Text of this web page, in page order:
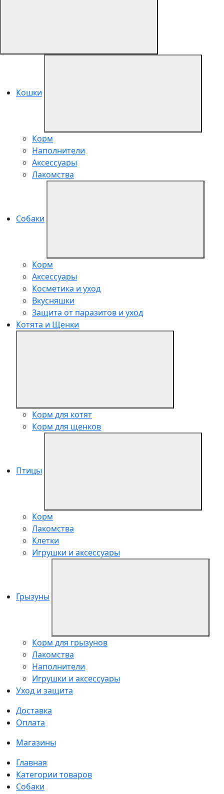
Кошки
Корм
Наполнители
Аксессуары
Лакомства
Собаки
Корм
Аксессуары
Косметика и уход
Вкусняшки
Защита от паразитов и уход
Котята и Щенки
Корм для котят
Корм для щенков
Птицы
Корм
Лакомства
Клетки
Игрушки и аксессуары
Грызуны
Корм для грызунов
Лакомства
Наполнители
Игрушки и аксессуары
Уход и защита
Доставка
Оплата
Магазины
Главная
Категории товаров
Собаки